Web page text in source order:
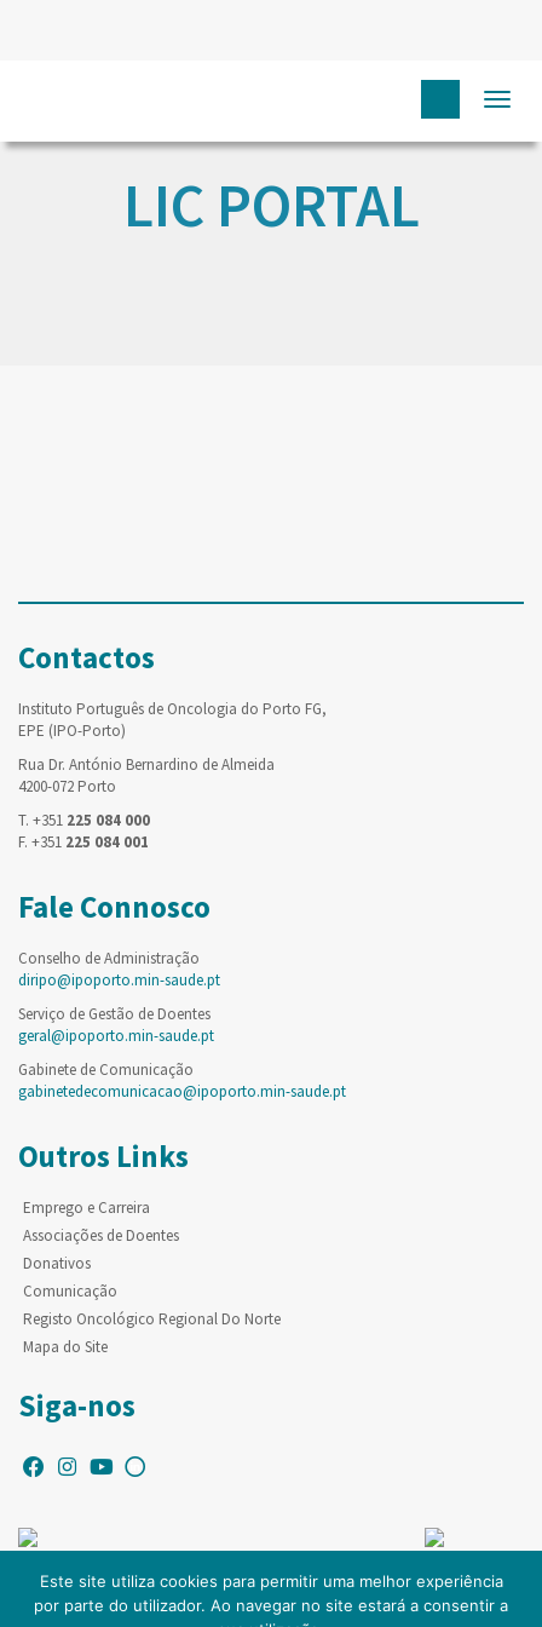
LIC PORTAL
Contactos
Instituto Português de Oncologia do Porto FG,
EPE (IPO-Porto)
Rua Dr. António Bernardino de Almeida
4200-072 Porto
T. +351 225 084 000
F. +351 225 084 001
Fale Connosco
Conselho de Administração
diripo@ipoporto.min-saude.pt
Serviço de Gestão de Doentes
geral@ipoporto.min-saude.pt
Gabinete de Comunicação
gabinetedecomunicacao@ipoporto.min-saude.pt
Outros Links
Emprego e Carreira
Associações de Doentes
Donativos
Comunicação
Registo Oncológico Regional Do Norte
Mapa do Site
Siga-nos
Este site utiliza cookies para permitir uma melhor experiência
por parte do utilizador. Ao navegar no site estará a consentir a